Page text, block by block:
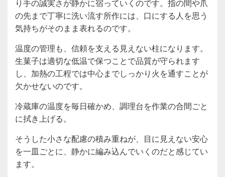
り手の誠実さが静かに宿っていくのです。指の間や爪
の先まで丁寧に洗い流す所作には、口にする人を思う
気持ちがそのまま表れるのです。
温度の管理も、信頼を支える見えない柱になります。
生菓子は適切な低温で保つことで品質が守られます
し、加熱の工程では中心までしっかり火を通すことが
欠かせないのです。
冷蔵庫の温度を毎日確かめ、調理台を作業の合間ごと
に拭き上げる。
そうした小さな配慮の積み重ねが、目に見えない安心
を一皿ごとに、静かに編み込んでいくのだと感じてい
ます。